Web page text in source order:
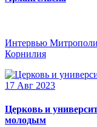
Интервью
Корнилия
17 Авг 2023
Церковь и
молодым